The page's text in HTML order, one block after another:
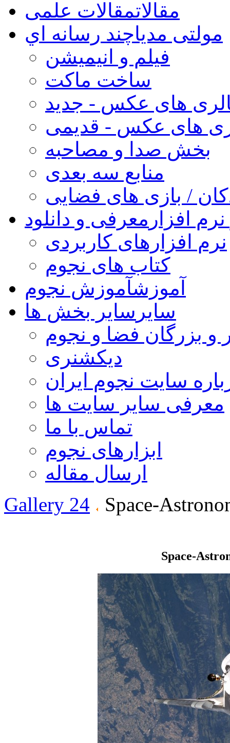
مقالاتمقالات علمی
مولتی مدیاچند رسانه اي
فیلم و انیمیشن
ساخت ماکت
های عکس - جدید
های عکس - قدیمی
بخش صدا و مصاحبه
منابع سه بعدی
/ بازی های فضایی
افزار معرفی و دانلود
نرم افزارهای کاربردی
کتاب های نجوم
آموزشآموزش نجوم
سایر سایر بخش ها
و بزرگان فضا و نجوم
دیکشنری
سایت نجوم ایران
معرفی سایر سایت ها
تماس با ما
ابزارهای نجوم
ارسال مقاله
Gallery 24
Space-
Space-